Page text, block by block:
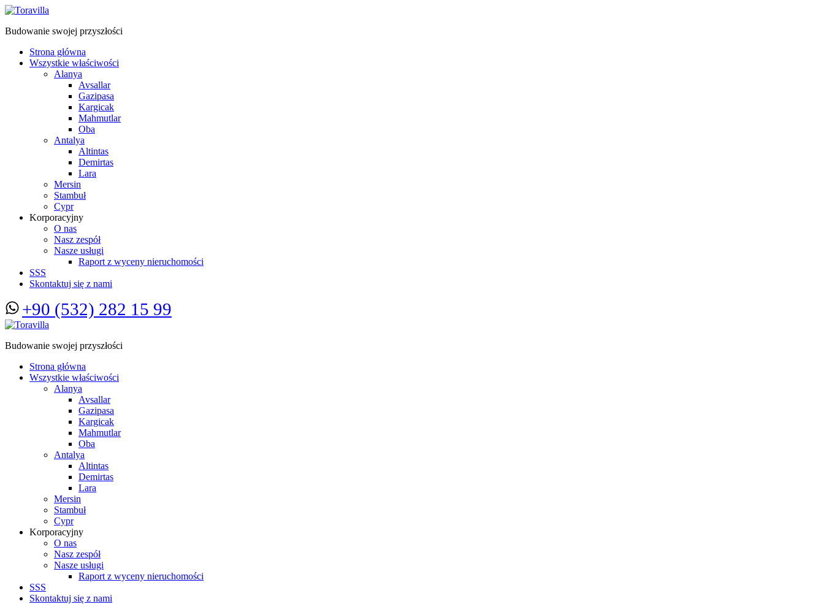
Budowanie swojej przyszłości
Strona główna
Wszystkie właściwości
Alanya
Avsallar
Gazipasa
Kargicak
Mahmutlar
Oba
Antalya
Altintas
Demirtas
Lara
Mersin
Stambuł
Cypr
Korporacyjny
O nas
Nasz zespół
Nasze usługi
Raport z wyceny nieruchomości
SSS
Skontaktuj się z nami
+90 (532) 282 15 99
Budowanie swojej przyszłości
Strona główna
Wszystkie właściwości
Alanya
Avsallar
Gazipasa
Kargicak
Mahmutlar
Oba
Antalya
Altintas
Demirtas
Lara
Mersin
Stambuł
Cypr
Korporacyjny
O nas
Nasz zespół
Nasze usługi
Raport z wyceny nieruchomości
SSS
Skontaktuj się z nami